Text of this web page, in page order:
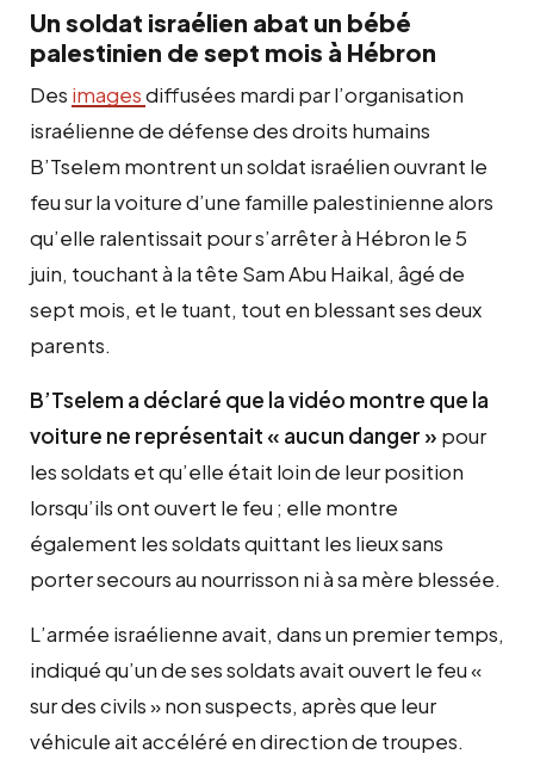
Un soldat israélien abat un bébé
palestinien de sept mois à Hébron
Des imagesdiffusées mardi par l’organisation
israélienne de défense des droits humains
B’Tselem montrent un soldat israélien ouvrant le
feu sur la voiture d’une famille palestinienne alors
qu’elle ralentissait pour s’arrêter à Hébron le 5
juin, touchant à la tête Sam Abu Haikal, âgé de
sept mois, et le tuant, tout en blessant ses deux
parents.
B’Tselem a déclaré que la vidéo montre que la
voiture ne représentait « aucun danger » pour
les soldats et qu’elle était loin de leur position
lorsqu’ils ont ouvert le feu ; elle montre
également les soldats quittant les lieux sans
porter secours au nourrisson ni à sa mère blessée.
L’armée israélienne avait, dans un premier temps,
indiqué qu’un de ses soldats avait ouvert le feu «
sur des civils » non suspects, après que leur
véhicule ait accéléré en direction de troupes.